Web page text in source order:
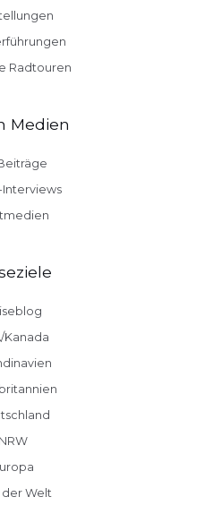
Radtouren
Medien
Interviews
Kanada
NRW
der Welt